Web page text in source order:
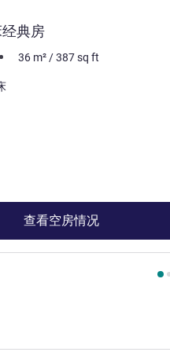
典房
36 m² /387sq ft
查看空房情况